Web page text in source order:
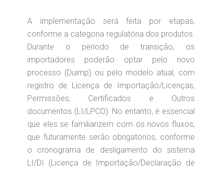
A implementação será feita por etapas,
conforme a categoria regulatória dos produtos.
Durante o período de transição, os
importadores poderão optar pelo novo
processo (Duimp) ou pelo modelo atual, com
registro de Licença de Importação/Licenças,
Permissões, Certificados e Outros
documentos (LI/LPCO). No entanto, é essencial
que eles se familiarizem com os novos fluxos,
que futuramente serão obrigatórios, conforme
o cronograma de desligamento do sistema
LI/DI (Licença de Importação/Declaração de